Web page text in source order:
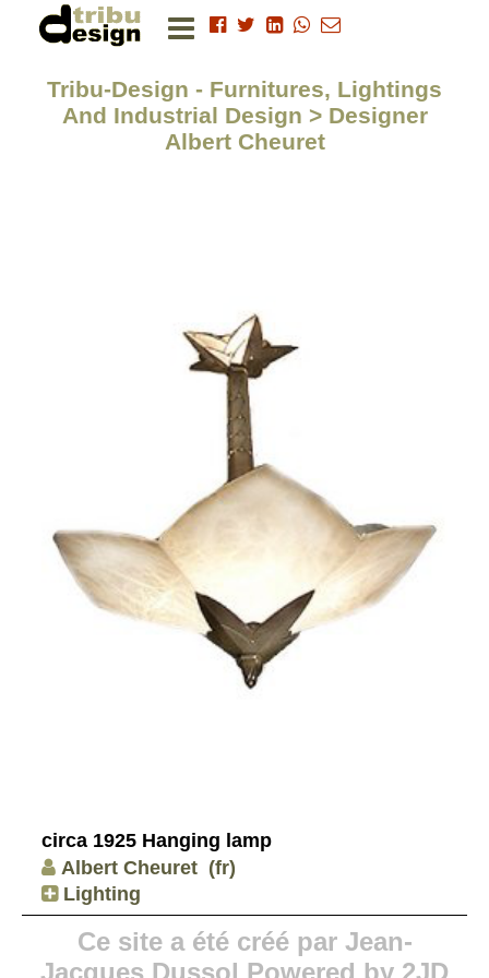
Tribu-Design - Furnitures, Lightings
And Industrial Design > Designer
Albert Cheuret
circa 1925 Hanging lamp
Albert Cheuret (fr)
Lighting
Ce site a été créé par Jean-